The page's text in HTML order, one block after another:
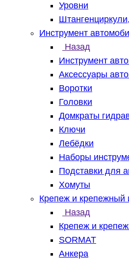
Уровни
Инструмент
Назад
Инструмент
Аксессуары
Воротки
Головки
Домкраты
Ключи
Лебёдки
Наборы
Подставки для
Хомуты
Крепеж и крепежный
Назад
Крепеж и
SORMAT
Анкера